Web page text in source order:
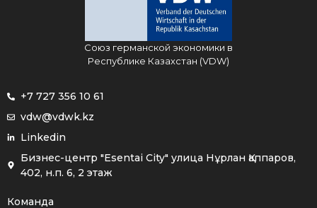
Союз германской экономики в
Республике Казахстан (VDW)
+7 727 356 10 61
vdw@vdwk.kz
Linkedin
Бизнес-центр "Esentai City" улица Нұрлан Қаппаров,
402, н.п. 6, 2 этаж
Команда